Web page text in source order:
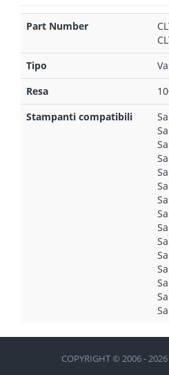
Part Number
Tipo
Resa
Stampanti compatibili
COPYRIGHT © 2006 -